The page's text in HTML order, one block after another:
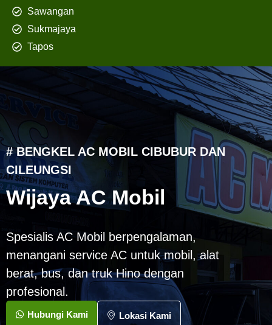
Sawangan
Sukmajaya
Tapos
# BENGKEL AC MOBIL CIBUBUR DAN
CILEUNGSI
Wijaya AC Mobil
Spesialis AC Mobil berpengalaman,
menangani service AC untuk mobil, alat
berat, bus, dan truk Hino dengan
profesional.
Hubungi Kami Lokasi Kami